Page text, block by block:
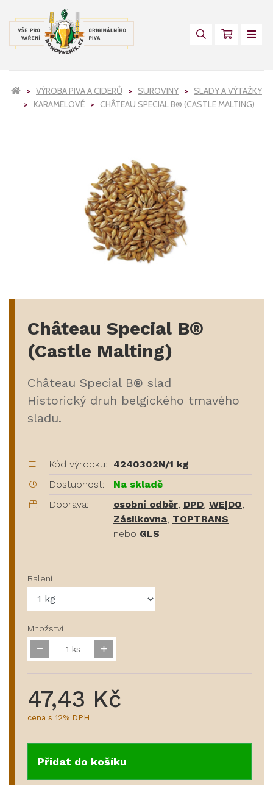
VÝROBA PIVA A CIDERŮ SUROVINY
SLADY A VÝTAŽKY
KARAMELOVÉ
CHÂTEAU SPECIAL B® (CASTLE MALTING)
Château Special B®
(Castle Malting)
Château Special B® slad
Historický druh belgického tmavého
sladu.
Kód výrobku:
4240302N/1 kg
Dostupnost:
Na skladě
Doprava:
osobní odběr DPD WE|DO
Zásilkovna TOPTRANS
nebo GLS
Balení
Množství
ks
47,43 Kč
cena s 12% DPH
Přidat do košíku